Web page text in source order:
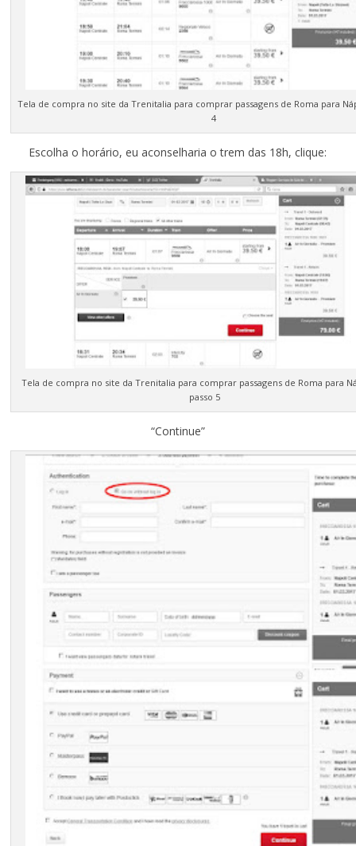
Tela de compra no site da Trenitalia para comprar passagens de Roma para
4
Escolha o horário, eu aconselharia o trem das 18h, clique:
Tela de compra no site da Trenitalia para comprar passagens de Roma para
passo 5
“Continue”